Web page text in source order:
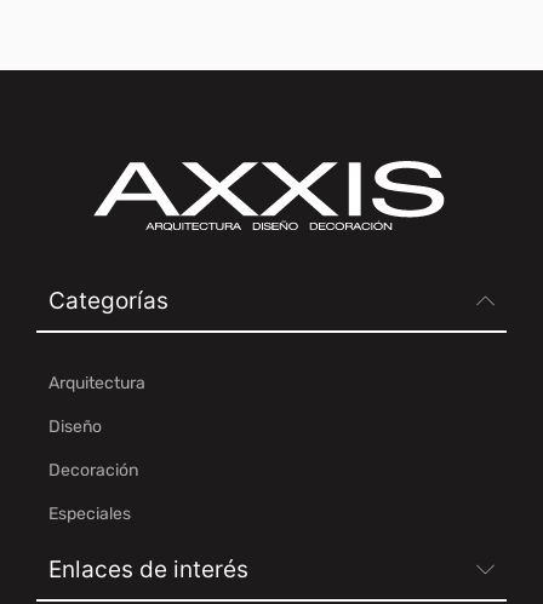
Categorías
Arquitectura
Diseño
Decoración
Especiales
Enlaces de interés